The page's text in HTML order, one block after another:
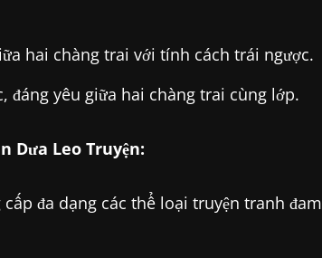
hai chàng trai với tính cách trái ngược.
đáng yêu giữa hai chàng trai cùng lớp.
Leo Truyện:
đa dạng các thể loại truyện tranh đam